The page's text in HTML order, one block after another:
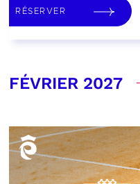
RÉSERVER
FÉVRIER 2027